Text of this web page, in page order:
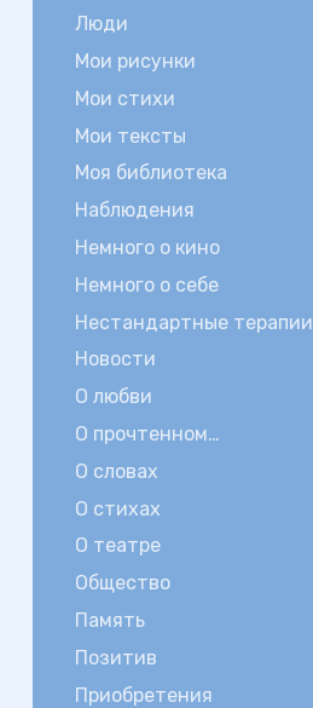
Люди
Мои рисунки
Мои стихи
Мои тексты
Моя библиотека
Наблюдения
Немного о кино
Немного о себе
Нестандартные терапии
Новости
О любви
О прочтенном…
О словах
О стихах
О театре
Общество
Память
Позитив
Приобретения